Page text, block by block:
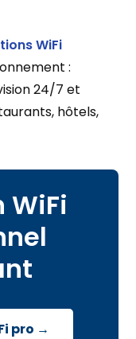
WiFi
:
24/7 et
hôtels,
WiFi
pro →